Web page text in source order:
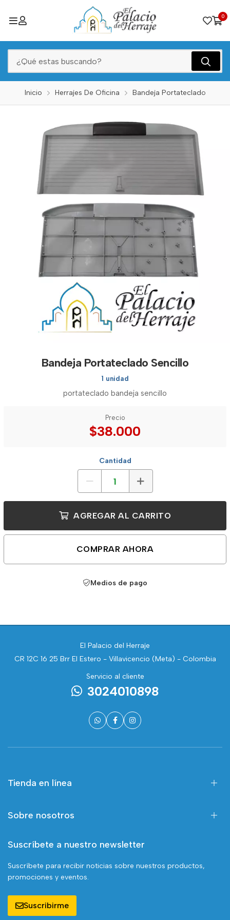
0
Inicio Herrajes De Oficina Bandeja Portateclado
Bandeja Portateclado Sencillo
1 unidad
portateclado bandeja sencillo
Precio
$38.000
Cantidad
AGREGAR AL CARRITO
COMPRAR AHORA
Medios de pago
El Palacio del Herraje
CR 12C 16 25 Brr El Estero - Villavicencio (Meta) - Colombia
Servicio al cliente
3024010898
Tienda en línea
Sobre nosotros
Suscríbete a nuestro newsletter
Suscríbete para recibir noticias sobre nuestros productos,
promociones y eventos.
Suscribirme